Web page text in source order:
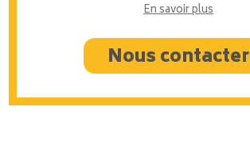
En savoir plus
Nous contacter